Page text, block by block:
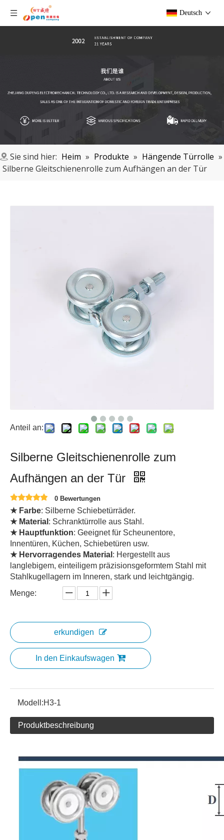
Deutsch
Sie sind hier: Heim » Produkte » Hängende Türrolle »
Silberne Gleitschienenrolle zum Aufhängen an der Tür
Anteil an:
Silberne Gleitschienenrolle zum
Aufhängen an der Tür
0 Bewertungen
★ Farbe: Silberne Schiebetürräder.
★ Material : Schranktürrolle aus Stahl.
★ Hauptfunktion: Geeignet für Scheunentore,
Innentüren, Küchen, Schiebetüren usw.
★ Hervorragendes Material : Hergestellt aus
langlebigem, einteiligem präzisionsgeformtem Stahl mit
Stahlkugellagern im Inneren, stark und leichtgängig.
Menge:
erkundigen
In den Einkaufswagen
Modell:H3-1
Produktbeschreibung